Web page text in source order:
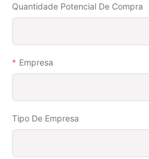
Quantidade Potencial De Compra
Empresa
Tipo De Empresa